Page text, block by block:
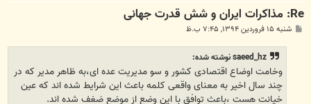
Re: مذاکرات ایران و شش قدرت جهانی
پ شنبه ۱۵ فروردین ۱۳۹۴, ۷:۴۵ ب.ظ
saeed_hz نوشته شده:
وخامت اوضاع اقتصادی کشور و سو مدیریت عده ای،به ظاهر مدیر که در
چند سال اخیر به معنای واقعی کلمه باعث این شرایط شده اند که عین
خیانت هست ،باعث توافق با این وضع از موضع ضغف شده اند.